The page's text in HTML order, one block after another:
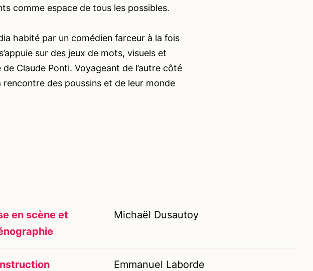
comme espace de tous les possibles.
habité par un comédien farceur à la fois
sur des jeux de mots, visuels et
Claude Ponti. Voyageant de l’autre côté
des poussins et de leur monde
en scène et
Michaël Dusautoy
Emmanuel Laborde